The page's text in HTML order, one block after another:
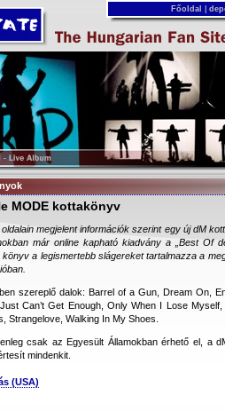
Főoldal
MODE kottakönyv
megjelent információk szerint egy új dM
már online kapható kiadvány a „Best Of
a legismertebb slágereket tartalmazza a
szereplő dalok: Barrel of a Gun, Dream On,
Can’t Get Enough, Only When I Lose
Strangelove, Walking In My Shoes.
csak az Egyesült Államokban érhető el, a
mindenkit.
(USA)